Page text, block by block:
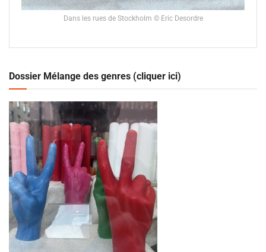
Dans les rues de Stockholm © Eric Desordre
Dossier Mélange des genres (cliquer ici)